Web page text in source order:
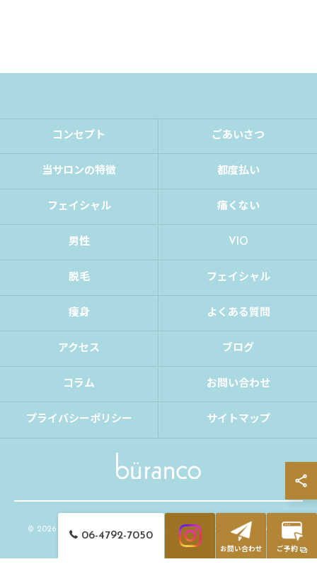
06-4792-7050
お問い合わせ ご予約
コンセプト ごあいさつ
当サロンの特徴 都度払い
フェイシャル 痛くない
男性 VIO
脱毛 フェイシャル
痩身 よくある質問
アクセス ブログ
コラム お問い合わせ
プライバシーポリシー サイトマップ
© 2026 大阪府大阪市の脱毛ならbüranco ALL RIGHTS RESERVED.